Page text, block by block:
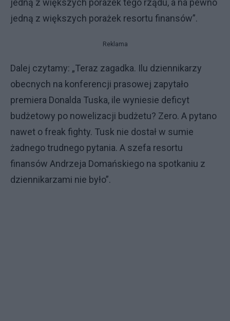
jedną z większych porażek tego rządu, a na pewno
jedną z większych porażek resortu finansów”.
Reklama
Dalej czytamy: „Teraz zagadka. Ilu dziennikarzy
obecnych na konferencji prasowej zapytało
premiera Donalda Tuska, ile wyniesie deficyt
budżetowy po nowelizacji budżetu? Zero. A pytano
nawet o freak fighty. Tusk nie dostał w sumie
żadnego trudnego pytania. A szefa resortu
finansów Andrzeja Domańskiego na spotkaniu z
dziennikarzami nie było”.